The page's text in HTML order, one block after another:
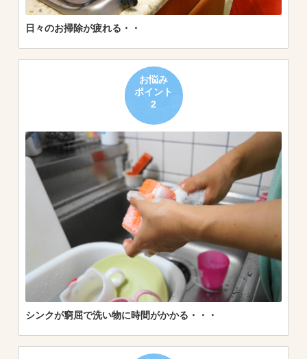
日々のお掃除が疲れる・・
お悩み
ポイント
2
シンクが窮屈で洗い物に時間がかかる・・・